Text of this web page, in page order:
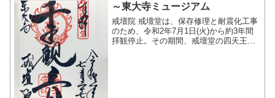
～東大寺ミュージアム
戒壇院 戒壇堂は、保存修理と耐震化工事
のため、令和2年7月1日(火)から約3年間
拝観停止。その期間、戒壇堂の四天王像